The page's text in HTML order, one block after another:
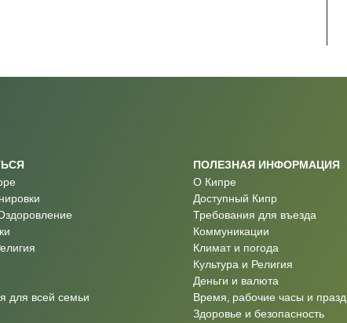
для всей семьи
ПОЛЕЗНАЯ ИНФОРМАЦИЯ
О Кипре
Доступный Кипр
Требования для въезда
Коммуникации
Климат и погода
Культура и Религия
Деньги и валюта
Время, рабочие часы и
Здоровье и безопасность